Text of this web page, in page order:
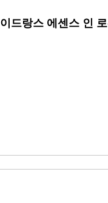
드랑스 에센스 인